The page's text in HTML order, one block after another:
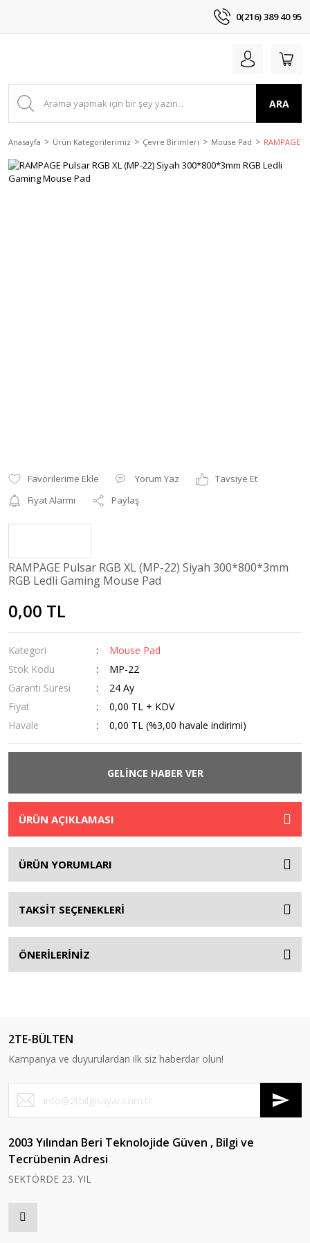
0(216) 389 40 95
ARA
Anasayfa Ürün Kategorilerimiz Çevre Birimleri Mouse Pad RAMPAGE
Yorum Yaz
Tavsiye Et
Fiyat Alarmı
Paylaş
RAMPAGE Pulsar RGB XL (MP-22) Siyah 300*800*3mm
RGB Ledli Gaming Mouse Pad
0,00 TL
Kategori
Mouse Pad
Stok Kodu
MP-22
Garanti Süresi
24 Ay
Fiyat
0,00 TL + KDV
Havale
0,00 TL (%3,00 havale indirimi)
GELİNCE HABER VER
ÜRÜN AÇIKLAMASI
ÜRÜN YORUMLARI
TAKSİT SEÇENEKLERİ
ÖNERİLERİNİZ
2TE-BÜLTEN
Kampanya ve duyurulardan ilk siz haberdar olun!
2003 Yılından Beri Teknolojide Güven , Bilgi ve
Tecrübenin Adresi
SEKTÖRDE 23. YIL